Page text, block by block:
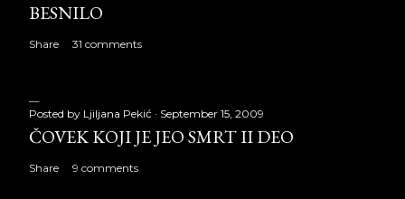
BESNILO
Share 31 comments
Posted by Ljiljana Pekić September 15, 2009
ČOVEK KOJI JE JEO SMRT II DEO
Share 9 comments